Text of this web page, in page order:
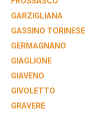
GARZIGLIANA
GASSINO TORINESE
GERMAGNANO
GIAGLIONE
GIAVENO
GIVOLETTO
GRAVERE